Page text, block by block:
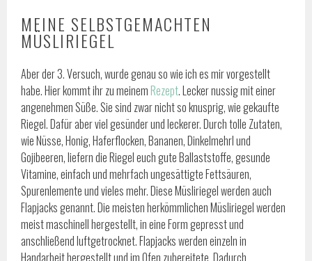
MEINE SELBSTGEMACHTEN
MÜSLIRIEGEL
Aber der 3. Versuch, wurde genau so wie ich es mir vorgestellt
habe. Hier kommt ihr zu meinem Rezept. Lecker nussig mit einer
angenehmen Süße. Sie sind zwar nicht so knusprig, wie gekaufte
Riegel. Dafür aber viel gesünder und leckerer. Durch tolle Zutaten,
wie Nüsse, Honig, Haferflocken, Bananen, Dinkelmehrl und
Gojibeeren, liefern die Riegel euch gute Ballaststoffe, gesunde
Vitamine, einfach und mehrfach ungesättigte Fettsäuren,
Spurenlemente und vieles mehr. Diese Müsliriegel werden auch
Flapjacks genannt. Die meisten herkömmlichen Müsliriegel werden
meist maschinell hergestellt, in eine Form gepresst und
anschließend luftgetrocknet. Flapjacks werden einzeln in
Handarbeit hergestellt und im Ofen zubereitete. Dadurch